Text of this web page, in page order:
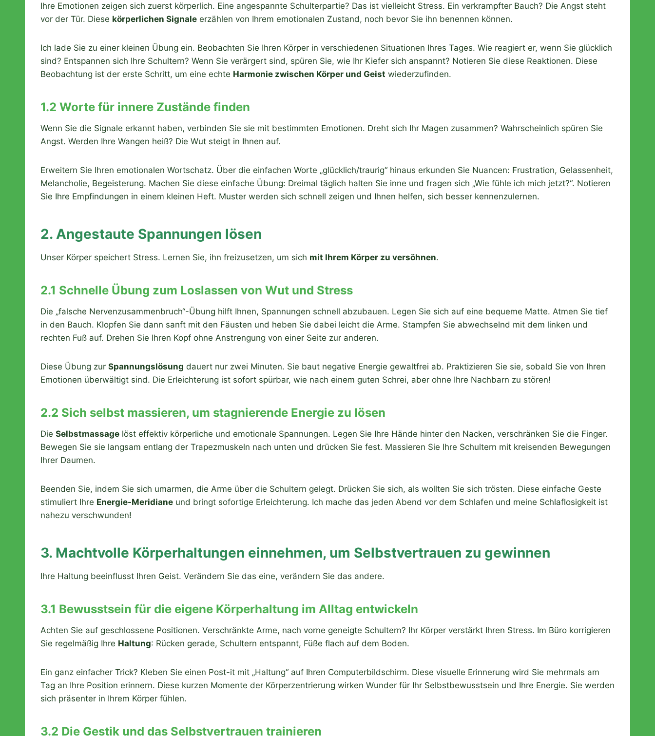
Ihre Emotionen zeigen sich zuerst körperlich. Eine angespannte Schulterpartie? Das ist vielleicht Stress. Ein verkrampfter Bauch? Die Angst steht
vor der Tür. Diese körperlichen Signale erzählen von Ihrem emotionalen Zustand, noch bevor Sie ihn benennen können.
Ich lade Sie zu einer kleinen Übung ein. Beobachten Sie Ihren Körper in verschiedenen Situationen Ihres Tages. Wie reagiert er, wenn Sie glücklich
sind? Entspannen sich Ihre Schultern? Wenn Sie verärgert sind, spüren Sie, wie Ihr Kiefer sich anspannt? Notieren Sie diese Reaktionen. Diese
Beobachtung ist der erste Schritt, um eine echte Harmonie zwischen Körper und Geist wiederzufinden.
1.2 Worte für innere Zustände finden
Wenn Sie die Signale erkannt haben, verbinden Sie sie mit bestimmten Emotionen. Dreht sich Ihr Magen zusammen? Wahrscheinlich spüren Sie
Angst. Werden Ihre Wangen heiß? Die Wut steigt in Ihnen auf.
Erweitern Sie Ihren emotionalen Wortschatz. Über die einfachen Worte „glücklich/traurig“ hinaus erkunden Sie Nuancen: Frustration, Gelassenheit,
Melancholie, Begeisterung. Machen Sie diese einfache Übung: Dreimal täglich halten Sie inne und fragen sich „Wie fühle ich mich jetzt?“. Notieren
Sie Ihre Empfindungen in einem kleinen Heft. Muster werden sich schnell zeigen und Ihnen helfen, sich besser kennenzulernen.
2. Angestaute Spannungen lösen
Unser Körper speichert Stress. Lernen Sie, ihn freizusetzen, um sich mit Ihrem Körper zu versöhnen.
2.1 Schnelle Übung zum Loslassen von Wut und Stress
Die „falsche Nervenzusammenbruch“-Übung hilft Ihnen, Spannungen schnell abzubauen. Legen Sie sich auf eine bequeme Matte. Atmen Sie tief
in den Bauch. Klopfen Sie dann sanft mit den Fäusten und heben Sie dabei leicht die Arme. Stampfen Sie abwechselnd mit dem linken und
rechten Fuß auf. Drehen Sie Ihren Kopf ohne Anstrengung von einer Seite zur anderen.
Diese Übung zur Spannungslösung dauert nur zwei Minuten. Sie baut negative Energie gewaltfrei ab. Praktizieren Sie sie, sobald Sie von Ihren
Emotionen überwältigt sind. Die Erleichterung ist sofort spürbar, wie nach einem guten Schrei, aber ohne Ihre Nachbarn zu stören!
2.2 Sich selbst massieren, um stagnierende Energie zu lösen
Die Selbstmassage löst effektiv körperliche und emotionale Spannungen. Legen Sie Ihre Hände hinter den Nacken, verschränken Sie die Finger.
Bewegen Sie sie langsam entlang der Trapezmuskeln nach unten und drücken Sie fest. Massieren Sie Ihre Schultern mit kreisenden Bewegungen
Ihrer Daumen.
Beenden Sie, indem Sie sich umarmen, die Arme über die Schultern gelegt. Drücken Sie sich, als wollten Sie sich trösten. Diese einfache Geste
stimuliert Ihre Energie-Meridiane und bringt sofortige Erleichterung. Ich mache das jeden Abend vor dem Schlafen und meine Schlaflosigkeit ist
nahezu verschwunden!
3. Machtvolle Körperhaltungen einnehmen, um Selbstvertrauen zu gewinnen
Ihre Haltung beeinflusst Ihren Geist. Verändern Sie das eine, verändern Sie das andere.
3.1 Bewusstsein für die eigene Körperhaltung im Alltag entwickeln
Achten Sie auf geschlossene Positionen. Verschränkte Arme, nach vorne geneigte Schultern? Ihr Körper verstärkt Ihren Stress. Im Büro korrigieren
Sie regelmäßig Ihre Haltung: Rücken gerade, Schultern entspannt, Füße flach auf dem Boden.
Ein ganz einfacher Trick? Kleben Sie einen Post-it mit „Haltung“ auf Ihren Computerbildschirm. Diese visuelle Erinnerung wird Sie mehrmals am
Tag an Ihre Position erinnern. Diese kurzen Momente der Körperzentrierung wirken Wunder für Ihr Selbstbewusstsein und Ihre Energie. Sie werden
sich präsenter in Ihrem Körper fühlen.
3.2 Die Gestik und das Selbstvertrauen trainieren